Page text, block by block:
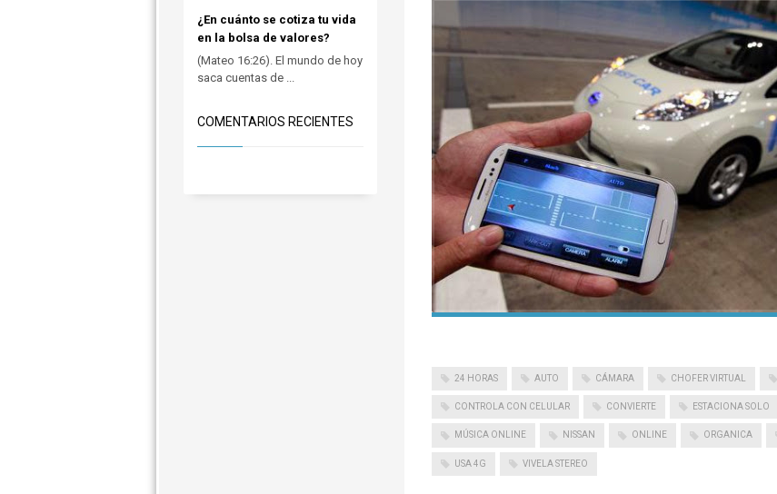
24 HORAS AUTO CÁMARA CHOFER VIRTUAL
CONTROLA CON CELULAR CONVIERTE ESTACIONA SOLO
MÚSICA ONLINE NISSAN ONLINE ORGANICA
USA 4G VIVELA STEREO
¿En cuánto se cotiza tu vida
en la bolsa de valores?
(Mateo 16:26). El mundo de hoy
saca cuentas de ...
COMENTARIOS RECIENTES